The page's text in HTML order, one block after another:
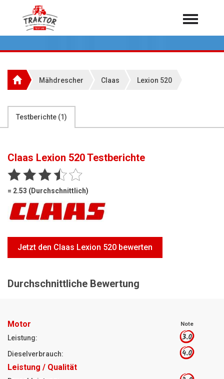
Home
Rundballenpressen
Teleskoplader
Rasentraktoren
Hoflader
Jetzt Bewerten
Über 7.000 Testberichte
Mähdrescher Claas Lexion 520
Testberichte (1)
Claas Lexion 520Testberichte
= 2.53 (Durchschnittlich)
Jetzt den Claas Lexion 520 bewerten
Durchschnittliche Bewertung
Motor Note
Leistung: 3.0
Dieselverbrauch: 4.0
Leistung / Qualität